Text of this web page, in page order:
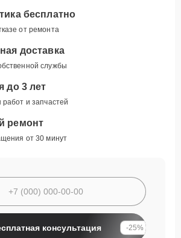
бесплатно
от ремонта
доставка
службы
до 3 лет
и запчастей
ремонт
от 30 минут
консультация -25%